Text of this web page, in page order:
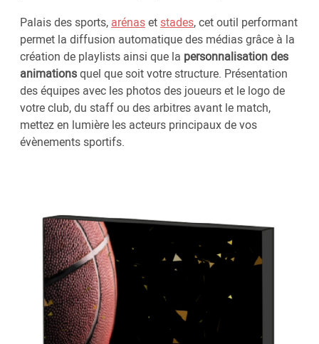
Palais des sports, arénasetstades, cet outil performant
permet la diffusion automatique des médias grâce à la
création de playlists ainsi que la personnalisation des
animationsquel que soit votre structure. Présentation
des équipes avec les photos des joueurs et le logo de
votre club, du staff ou des arbitres avant le match,
mettez en lumière les acteurs principaux de vos
évènements sportifs.